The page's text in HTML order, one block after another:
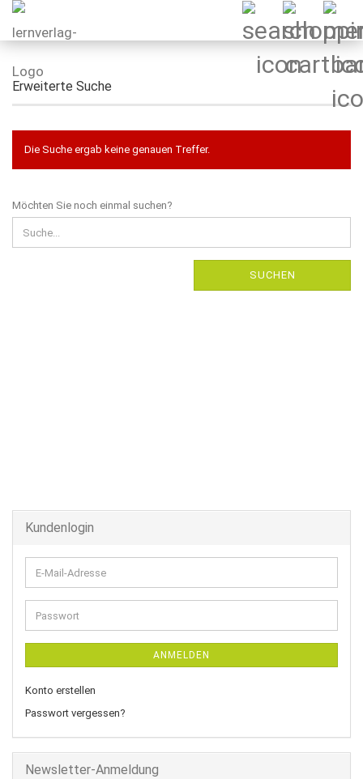
Erweiterte Suche
Die Suche ergab keine genauen Treffer.
MÖCHTEN
SIE
NOCH
EINMAL
Möchten Sie noch einmal suchen?
SUCHEN
Kundenlogin
E-
Mail-
Adresse
Passwort
ANMELDEN
Konto erstellen
Passwort vergessen?
Newsletter-Anmeldung